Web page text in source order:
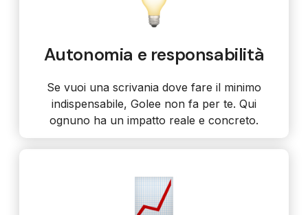
Autonomia e responsabilità
Se vuoi una scrivania dove fare il minimo
indispensabile, Golee non fa per te. Qui
ognuno ha un impatto reale e concreto.